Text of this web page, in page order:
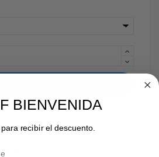
tienda
BIENVENIDA
recibir el descuento.